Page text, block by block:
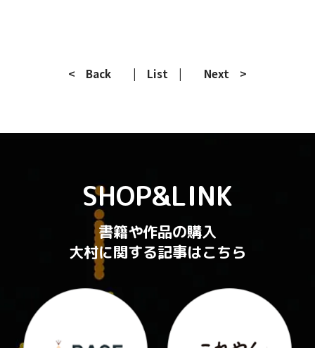
< Back | List | Next >
SHOP&LINK
書籍や作品の購入
大村に関する記事はこちら